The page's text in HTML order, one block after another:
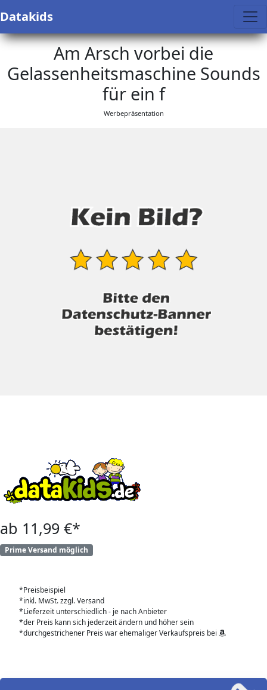
Datakids
Am Arsch vorbei die
Gelassenheitsmaschine Sounds
für ein f
Werbepräsentation
ab 11,99 €*
Prime Versand möglich
*Preisbeispiel
*inkl. MwSt. zzgl. Versand
*Lieferzeit unterschiedlich - je nach Anbieter
*der Preis kann sich jederzeit ändern und höher sein
*durchgestrichener Preis war ehemaliger Verkaufspreis bei